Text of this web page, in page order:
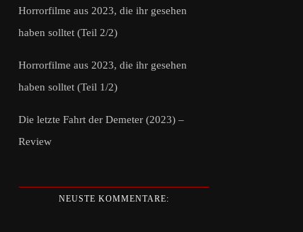
Horrorfilme aus 2023, die ihr gesehen
haben solltet (Teil 2/2)
Horrorfilme aus 2023, die ihr gesehen
haben solltet (Teil 1/2)
Die letzte Fahrt der Demeter (2023) –
Review
NEUSTE KOMMENTARE: